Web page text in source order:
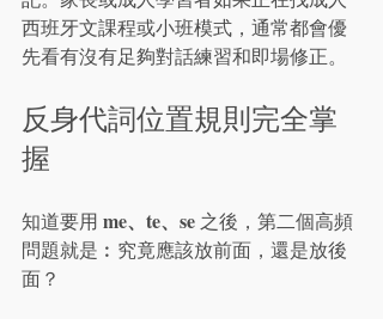
西班牙文課程或小班模式，通常都會優
先看有沒有足夠對話練習和即場修正。
反身代詞位置規則完全掌
握
知道要用 me、te、se 之後，第二個高頻
問題就是︰究竟應該放前面，還是放後
面？